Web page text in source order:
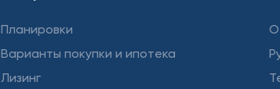
Планировки
Варианты покупки и ипотека
Лизинг
О